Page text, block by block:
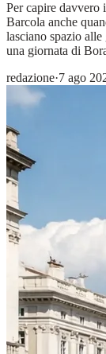
Per capire davvero
Barcola anche
lasciano spazio
una giornata di
redazione·7 ago